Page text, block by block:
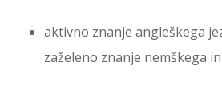
aktivno znanje angleškega
zaželeno znanje nemškega